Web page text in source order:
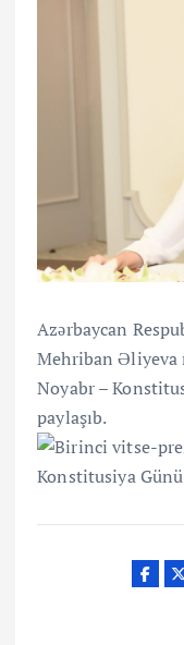
Azərbaycan
Mehriban Əliyeva
Noyabr –
paylaşıb.